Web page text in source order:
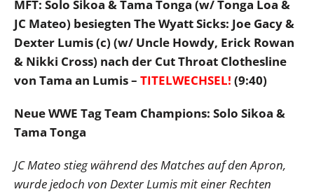
MFT: Solo Sikoa & Tama Tonga (w/ Tonga Loa &
JC Mateo) besiegten The Wyatt Sicks: Joe Gacy &
Dexter Lumis (c) (w/ Uncle Howdy, Erick Rowan
& Nikki Cross) nach der Cut Throat Clothesline
von Tama an Lumis – TITELWECHSEL! (9:40)
Neue WWE Tag Team Champions: Solo Sikoa &
Tama Tonga
JC Mateo stieg während des Matches auf den Apron,
wurde jedoch von Dexter Lumis mit einer Rechten